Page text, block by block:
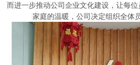
而进一步推动公司企业文化建设，让每
家庭的温暖，公司决定组织全体